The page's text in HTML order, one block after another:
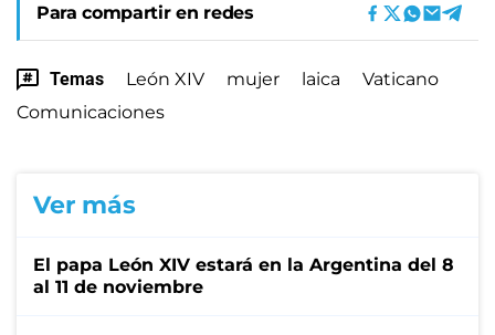
Para compartir en redes
Temas León XIV mujer laica
Vaticano
Comunicaciones
Ver más
El papa León XIV estará en la Argentina del 8
al 11 de noviembre